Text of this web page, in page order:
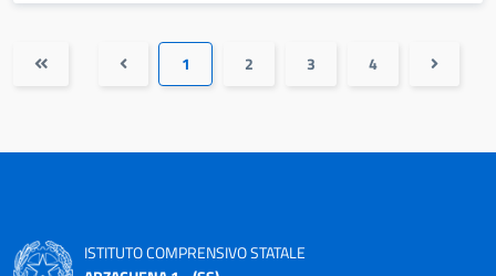
1 2 3 4
ISTITUTO COMPRENSIVO STATALE